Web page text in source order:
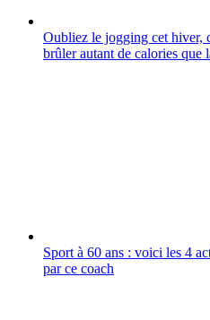
Oubliez le jogging cet hiver,
brûler autant de calories que
Sport à 60 ans : voici les 4
par ce coach